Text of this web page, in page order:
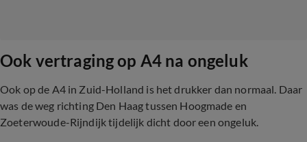
Ook vertraging op A4 na ongeluk
Ook op de A4 in Zuid-Holland is het drukker dan normaal. Daar
was de weg richting Den Haag tussen Hoogmade en
Zoeterwoude-Rijndijk tijdelijk dicht door een ongeluk.